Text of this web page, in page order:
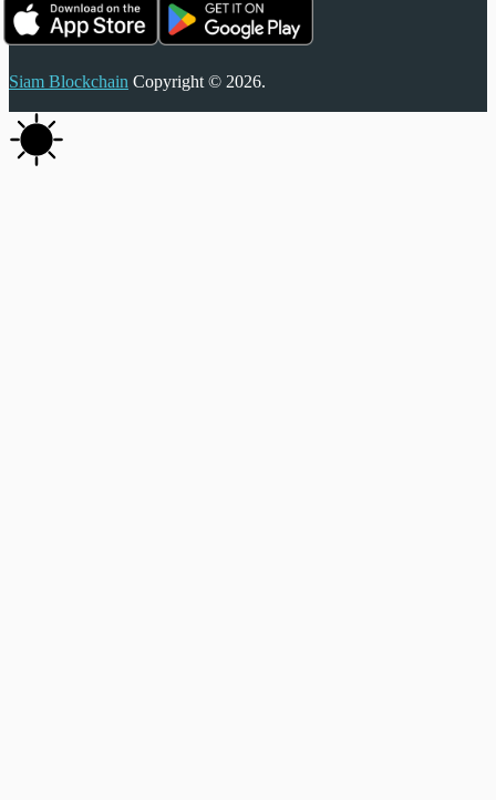
Siam Blockchain Copyright © 2026.